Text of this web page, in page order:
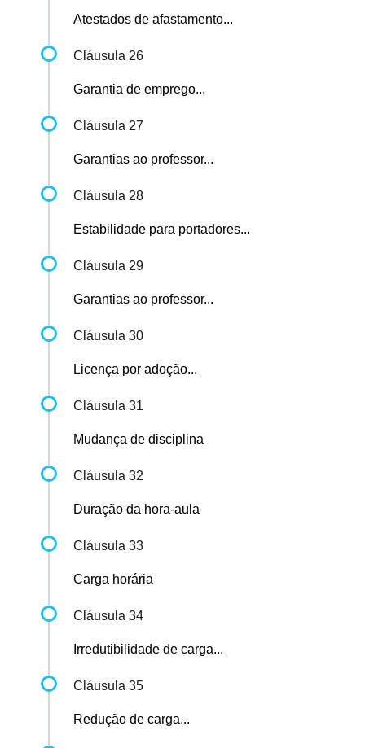
Atestados de afastamento...
Cláusula 26
Garantia de emprego...
Cláusula 27
Garantias ao professor...
Cláusula 28
Estabilidade para portadores...
Cláusula 29
Garantias ao professor...
Cláusula 30
Licença por adoção...
Cláusula 31
Mudança de disciplina
Cláusula 32
Duração da hora-aula
Cláusula 33
Carga horária
Cláusula 34
Irredutibilidade de carga...
Cláusula 35
Redução de carga...